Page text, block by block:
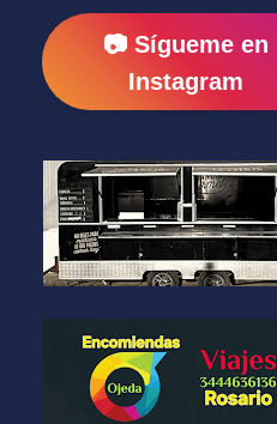
📷 Sígueme en
Instagram